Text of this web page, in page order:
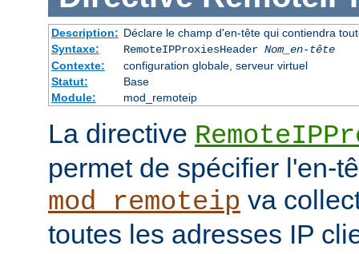
Description: Déclare le champ d'en-tête qui contiendra
Syntaxe:
RemoteIPProxiesHeader Nom_en-tête
Contexte:
configuration globale, serveur virtuel
Statut:
Base
Module:
mod_remoteip
La directive
permet de spécifier l'en-
mod_remoteip va
toutes les adresses IP